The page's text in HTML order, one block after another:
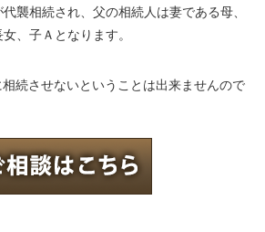
代襲相続され、父の相続人は妻である母、
女、子Ａとなります。
続させないということは出来ませんので